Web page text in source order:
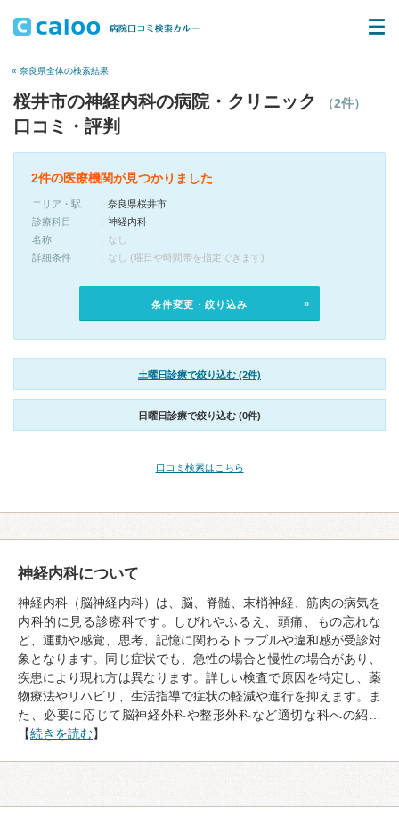
« 奈良県全体の検索結果
桜井市の神経内科の病院・クリニック （2件）
口コミ・評判
2件の医療機関が見つかりました
エリア・駅
奈良県桜井市
診療科目
神経内科
名称
なし
詳細条件
なし (曜日や時間帯を指定できます)
条件変更・絞り込み
土曜日診療で絞り込む (2件)
日曜日診療で絞り込む (0件)
口コミ検索はこちら
神経内科について
神経内科（脳神経内科）は、脳、脊髄、末梢神経、筋肉の病気を
内科的に見る診療科です。しびれやふるえ、頭痛、もの忘れな
ど、運動や感覚、思考、記憶に関わるトラブルや違和感が受診対
象となります。同じ症状でも、急性の場合と慢性の場合があり、
疾患により現れ方は異なります。詳しい検査で原因を特定し、薬
物療法やリハビリ、生活指導で症状の軽減や進行を抑えます。ま
た、必要に応じて脳神経外科や整形外科など適切な科への紹…
【続きを読む】